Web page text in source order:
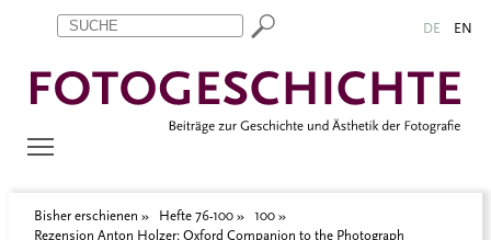
Zum Inhalt springen
Aktuelle Seite: Rezension Anton Holzer: Oxford Companion to
DE EN
Bisher erschienen Hefte 76-100
100
Rezension Anton Holzer: Oxford Companion to the Photograph